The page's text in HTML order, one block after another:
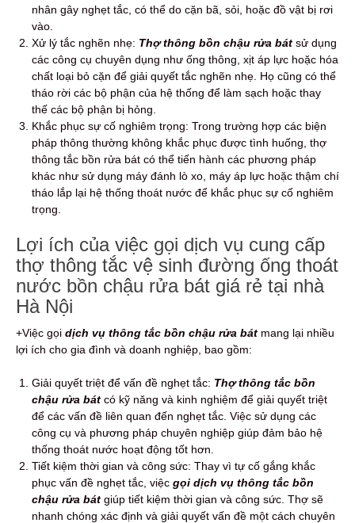
nhân gây nghẹt tắc, có thể do cặn bã, sỏi, hoặc đồ vật bị rơi
vào.
Xử lý tắc nghẽn nhẹ: Thợ thông bồn chậu rửa bát sử dụng
các công cụ chuyên dụng như ống thông, xịt áp lực hoặc hóa
chất loại bỏ cặn để giải quyết tắc nghẽn nhẹ. Họ cũng có thể
tháo rời các bộ phận của hệ thống để làm sạch hoặc thay
thế các bộ phận bị hỏng.
Khắc phục sự cố nghiêm trọng: Trong trường hợp các biện
pháp thông thường không khắc phục được tình huống, thợ
thông tắc bồn rửa bát có thể tiến hành các phương pháp
khác như sử dụng máy đánh lò xo, máy áp lực hoặc thậm chí
tháo lắp lại hệ thống thoát nước để khắc phục sự cố nghiêm
trọng.
Lợi ích của việc gọi dịch vụ cung cấp
thợ thông tắc vệ sinh đường ống thoát
nước bồn chậu rửa bát giá rẻ tại nhà
Hà Nội
+Việc gọi dịch vụ thông tắc bồn chậu rửa bát mang lại nhiều
lợi ích cho gia đình và doanh nghiệp, bao gồm:
Giải quyết triệt để vấn đề nghẹt tắc: Thợ thông tắc bồn
chậu rửa bát có kỹ năng và kinh nghiệm để giải quyết triệt
để các vấn đề liên quan đến nghẹt tắc. Việc sử dụng các
công cụ và phương pháp chuyên nghiệp giúp đảm bảo hệ
thống thoát nước hoạt động tốt hơn.
Tiết kiệm thời gian và công sức: Thay vì tự cố gắng khắc
phục vấn đề nghẹt tắc, việc gọi dịch vụ thông tắc bồn
chậu rửa bát giúp tiết kiệm thời gian và công sức. Thợ sẽ
nhanh chóng xác định và giải quyết vấn đề một cách chuyên